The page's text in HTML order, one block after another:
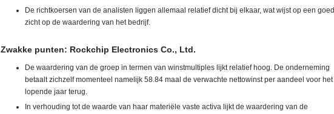
De richtkoersen van de analisten liggen allemaal relatief dicht bij elkaar, wat wijst op een goed
zicht op de waardering van het bedrijf.
Zwakke punten: Rockchip Electronics Co., Ltd.
De waardering van de groep in termen van winstmultiples lijkt relatief hoog. De onderneming
betaalt zichzelf momenteel namelijk 58.84 maal de verwachte nettowinst per aandeel voor het
lopende jaar terug.
In verhouding tot de waarde van haar materiële vaste activa lijkt de waardering van de